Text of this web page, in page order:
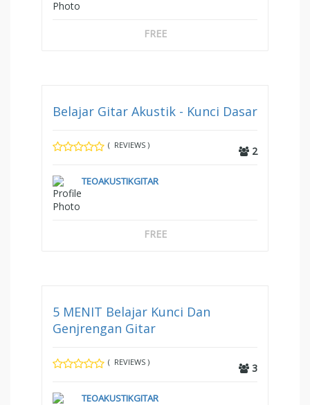
FREE
Belajar Gitar Akustik - Kunci Dasar
( REVIEWS ) 2
TEOAKUSTIKGITAR
FREE
5 MENIT Belajar Kunci Dan
Genjrengan Gitar
( REVIEWS ) 3
TEOAKUSTIKGITAR